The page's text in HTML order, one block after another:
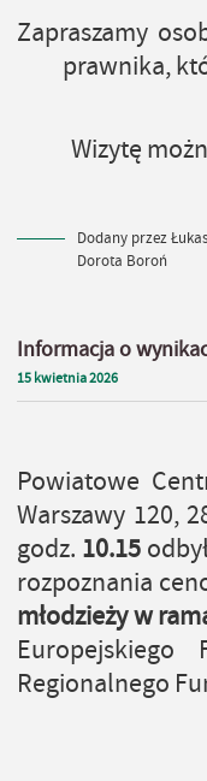
Zapraszamy
prawnika,
Wizytę
Dodany przez
Dorota Boroń
Informacja o
15 kwietnia2026
Powiatowe
Warszawy 120,
godz. 10.15
rozpoznania
młodzieżyw
Regionalnego